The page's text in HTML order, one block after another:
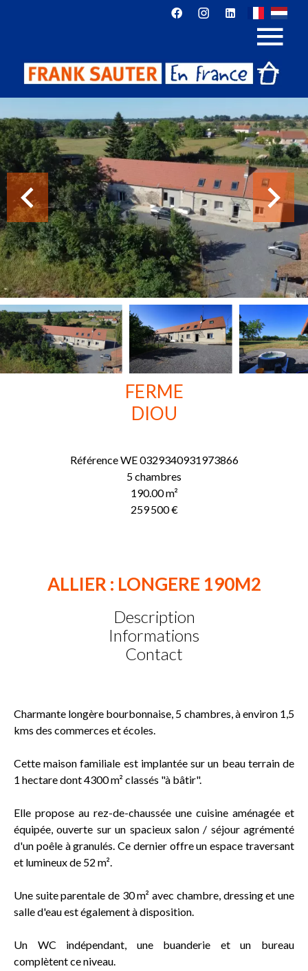
FERME
DIOU
RéférenceWE 0329340931973866
5 chambres
190.00m²
259 500 €
ALLIER : LONGERE 190M2
Description
Informations
Contact
Charmante longère bourbonnaise, 5 chambres, à environ 1,5
kms des commerces et écoles.
Cette maison familiale est implantée sur un beau terrain de
1 hectare dont 4300 m² classés "à bâtir".
Elle propose au rez-de-chaussée une cuisine aménagée et
équipée, ouverte sur un spacieux salon / séjour agrémenté
d'un poêle à granulés. Ce dernier offre un espace traversant
et lumineux de 52 m².
Une suite parentale de 30 m² avec chambre, dressing et une
salle d'eau est également à disposition.
Un WC indépendant, une buanderie et un bureau
complètent ce niveau.